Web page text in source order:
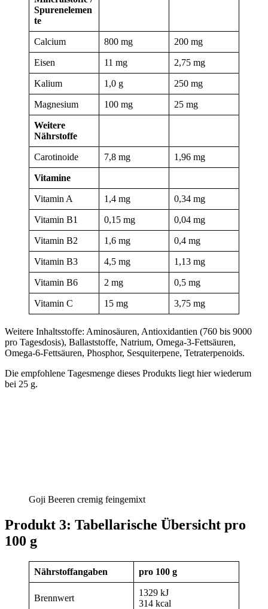
Spurenelemen
te
Calcium 800 mg 200 mg
Eisen 11 mg 2,75 mg
Kalium 1,0 g 250 mg
Magnesium 100 mg 25 mg
Weitere
Nährstoffe
Carotinoide 7,8 mg 1,96 mg
Vitamine
Vitamin A 1,4 mg 0,34 mg
Vitamin B1 0,15 mg 0,04 mg
Vitamin B2 1,6 mg 0,4 mg
Vitamin B3 4,5 mg 1,13 mg
Vitamin B6 2 mg 0,5 mg
Vitamin C 15 mg 3,75 mg
Weitere Inhaltsstoffe: Aminosäuren, Antioxidantien (760 bis 9000
pro Tagesdosis), Ballaststoffe, Natrium, Omega-3-Fettsäuren,
Omega-6-Fettsäuren, Phosphor, Sesquiterpene, Tetraterpenoids.
Die empfohlene Tagesmenge dieses Produkts liegt hier wiederum
bei 25 g.
Goji Beeren cremig feingemixt
Produkt 3: Tabellarische Übersicht pro
100 g
Nährstoffangaben pro 100 g
Brennwert
1329 kJ
314 kcal